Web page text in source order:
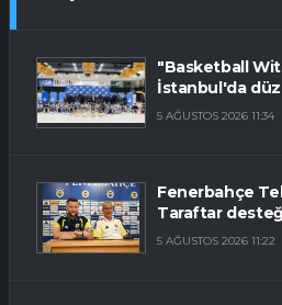
"Basketball
İstanbul'da
5 AĞUSTOS 2026 11:34
Fenerbahçe
Taraftar
5 AĞUSTOS 2026 11:22